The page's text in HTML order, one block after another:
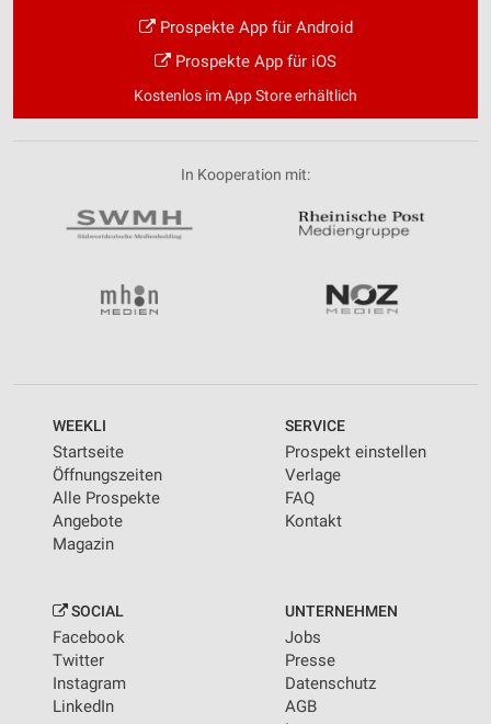
Prospekte App für Android
Prospekte App für iOS
Kostenlos im App Store erhältlich
In Kooperation mit:
WEEKLI
Startseite
Öffnungszeiten
Alle Prospekte
Angebote
Magazin
SERVICE
Prospekt einstellen
Verlage
FAQ
Kontakt
SOCIAL
Facebook
Twitter
Instagram
LinkedIn
UNTERNEHMEN
Jobs
Presse
Datenschutz
AGB